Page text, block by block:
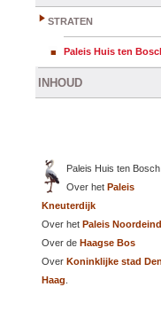
STRATEN
Paleis Huis ten
INHOUD
Paleis Huis ten Bosch
Over hetPaleis
Kneuterdijk
Over het Paleis
Over de Haagse Bos
Over Koninklijke stad Den
Haag